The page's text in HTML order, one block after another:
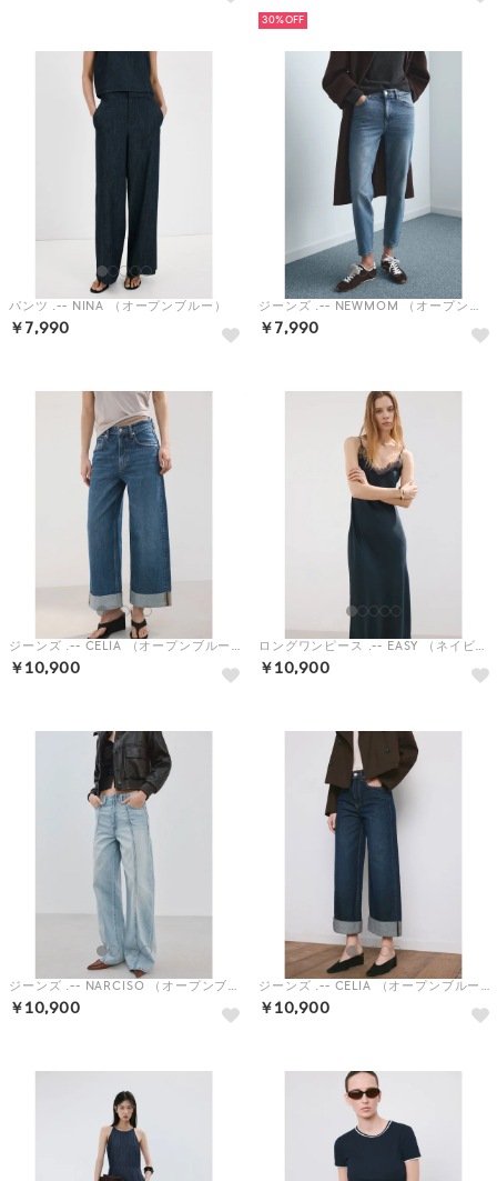
30%
パンツ .-- NINA （オープンブルー）
￥7,990
ジーンズ .-- NEWMOM （オープンブルー）
￥7,990
ジーンズ .-- CELIA （オープンブルー）
￥10,900
ロングワンピース .-- EASY （ネイビーブルー）
￥10,900
ジーンズ .-- NARCISO （オープンブルー）
￥10,900
ジーンズ .-- CELIA （オープンブルー）
￥10,900